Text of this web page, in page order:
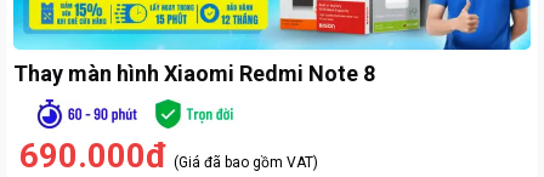
Thay màn hình Xiaomi Redmi Note 8
690.000đ (Giá đã bao gồm VAT)